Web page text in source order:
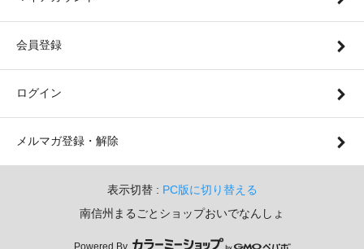
会員登録
ログイン
メルマガ登録・解除
表示切替 : PC版に切り替える
南信州まるごとショップおいでなんしょ
Powered By